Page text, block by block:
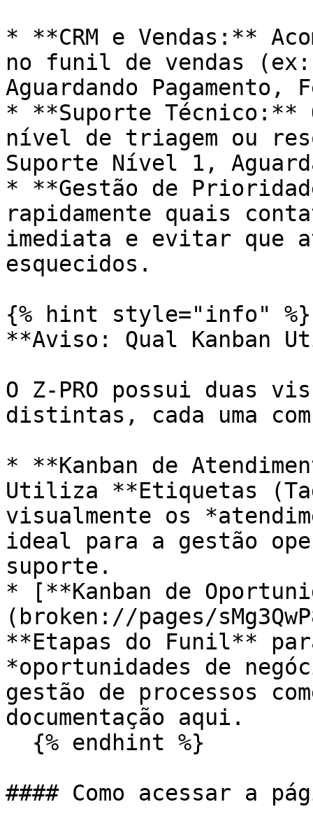
* **CRM e Vendas:**
no funil de vendas (ex:
Aguardando Pagamento,
* **Suporte Técnico:**
nível de triagem ou
Suporte Nível 1,
* **Gestão de
rapidamente quais
imediata e evitar que
esquecidos.
{% hint style="info" %}
**Aviso: Qual Kanban
O Z-PRO possui duas
distintas, cada uma
* **Kanban de
Utiliza **Etiquetas
visualmente os
ideal para a gestão
suporte.
* [**Kanban de
(broken://pages/
**Etapas do Funil**
*oportunidades de
gestão de processos
documentação aqui.
#### Como acessar a